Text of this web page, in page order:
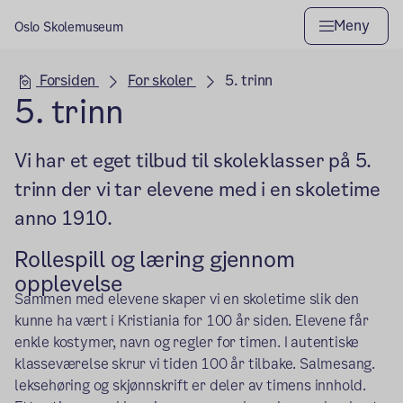
Oslo Skolemuseum Meny
Hovedseksjon
Forsiden For skoler 5. trinn
5. trinn
Vi har et eget tilbud til skoleklasser på 5.
trinn der vi tar elevene med i en skoletime
anno 1910.
Rollespill og læring gjennom
opplevelse
Sammen med elevene skaper vi en skoletime slik den
kunne ha vært i Kristiania for 100 år siden. Elevene får
enkle kostymer, navn og regler for timen. I autentiske
klasseværelse skrur vi tiden 100 år tilbake. Salmesang.
leksehøring og skjønnskrift er deler av timens innhold.